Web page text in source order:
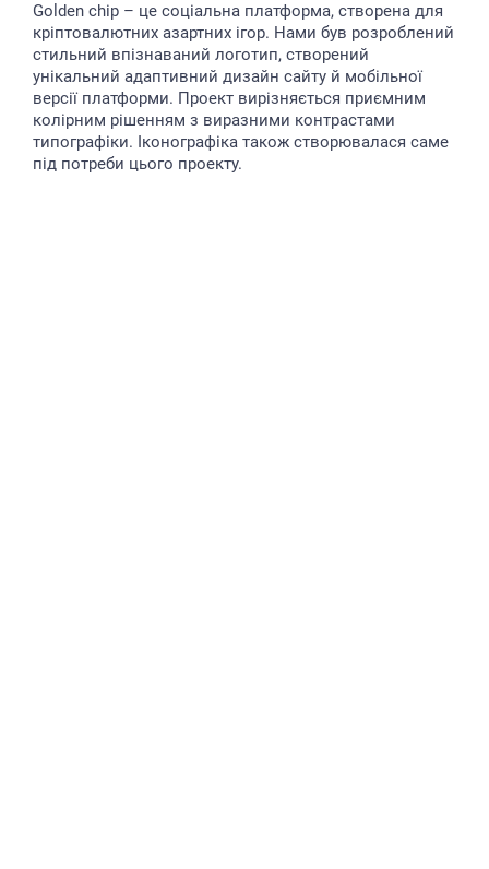
Golden chip – це соціальна платформа, створена для
кріптовалютних азартних ігор. Нами був розроблений
стильний впізнаваний логотип, створений
унікальний адаптивний дизайн сайту й мобільної
версії платформи. Проект вирізняється приємним
колірним рішенням з виразними контрастами
типографіки. Іконографіка також створювалася саме
під потреби цього проекту.